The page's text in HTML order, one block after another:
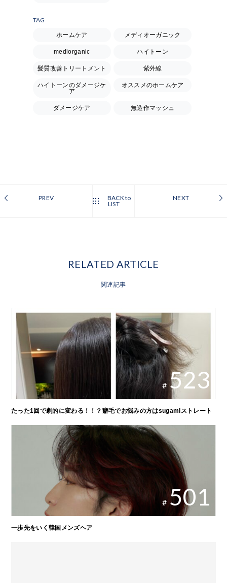
TAG
ホームケア メディオーガニック
mediorganic ハイトーン
髪質改善トリートメント 紫外線
ハイトーンのダメージケ
ア
オススメのホームケア
ダメージケア 無造作マッシュ
PREV
BACK to
LIST
NEXT
RELATED ARTICLE
関連記事
# 523
たった1回で劇的に変わる！！？癖毛でお悩みの方はsugamiストレート
# 501
一歩先をいく韓国メンズヘア